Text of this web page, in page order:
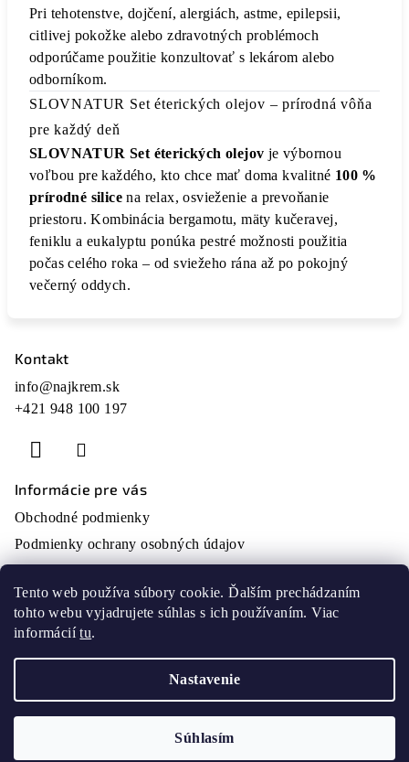
Tento web používa súbory cookie. Ďalším prechádzaním
tohto webu vyjadrujete súhlas s ich používaním. Viac
informáciítu.
Nastavenie
Súhlasím
Pri tehotenstve, dojčení, alergiách, astme, epilepsii,
citlivej pokožke alebo zdravotných problémoch
odporúčame použitie konzultovať s lekárom alebo
odborníkom.
SLOVNATUR Set éterických olejov – prírodná vôňa
pre každý deň
SLOVNATUR Set éterických olejov je výbornou
voľbou pre každého, kto chce mať doma kvalitné 100 %
prírodné silice na relax, osvieženie a prevoňanie
priestoru. Kombinácia bergamotu, mäty kučeravej,
feniklu a eukalyptu ponúka pestré možnosti použitia
počas celého roka – od sviežeho rána až po pokojný
večerný oddych.
Kontakt
info@najkrem.sk
+421 948 100 197
Informácie pre vás
Obchodné podmienky
Podmienky ochrany osobných údajov
Moja objednávka
Prijímame online platby